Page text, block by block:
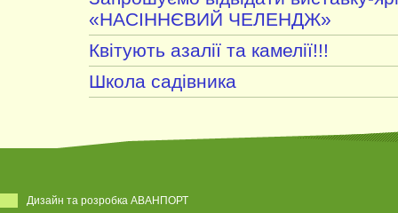
«НАСІННЄВИЙ ЧЕЛЕНДЖ»
Квітують азалії та камелії!!!
Школа садівника
Дизайн та розробка АВАНПОРТ